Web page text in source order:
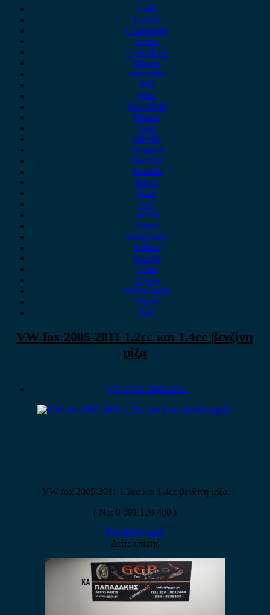
Lada
Lancia
Leapmotor
Lexus
Lynk & co
Mazda
Mercedes
MG
Mini
Mitsubishi
Nissan
Opel
Omoda
Peugeot
Porsche
Renault
Rover
Saab
Seat
Skoda
Smart
ssangyong
Subaru
Suzuki
Tesla
Toyota
Volkswagen
Volvo
Xev
VW fox 2005-2011 1.2cc και 1.4cc βενζίνη
μίζα
VW FOX 2005-2011
VW fox 2005-2011 1.2cc και 1.4cc βενζίνη μίζα
( No: 0 001 120 400 )
Ρωτήστε τιμή
Δείτε επίσης